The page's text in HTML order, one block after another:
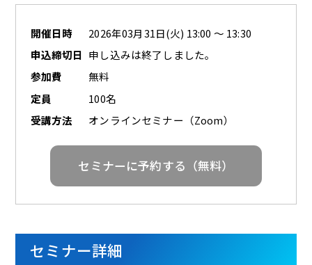
開催日時
2026年03月31日(火) 13:00 ～ 13:30
申込締切日 申し込みは終了しました。
参加費
無料
定員
100名
受講方法
オンラインセミナー（Zoom）
セミナーに予約する（無料）
セミナー詳細